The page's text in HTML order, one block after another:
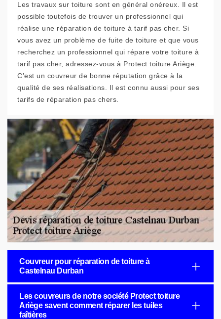
Les travaux sur toiture sont en général onéreux. Il est
possible toutefois de trouver un professionnel qui
réalise une réparation de toiture à tarif pas cher. Si
vous avez un problème de fuite de toiture et que vous
recherchez un professionnel qui répare votre toiture à
tarif pas cher, adressez-vous à Protect toiture Ariège.
C’est un couvreur de bonne réputation grâce à la
qualité de ses réalisations. Il est connu aussi pour ses
tarifs de réparation pas chers.
Couvreur pour réparation de toiture à
Castelnau Durban
Les couvreurs de notre société Protect toiture
Ariège savent comment réparer les tuiles
faîtières